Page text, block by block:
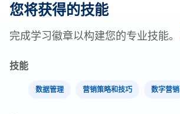
您将获得的技能
完成学习徽章以构建您的专业技能。
技能
数据管理 营销策略和技巧 数字营销